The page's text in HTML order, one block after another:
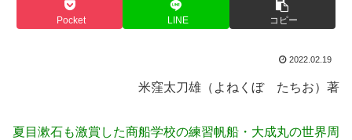
Pocket LINE コピー
2022.02.19
米窪太刀雄（よねくぼ たちお）著
夏目漱石も激賞した商船学校の練習帆船・大成丸の世界周